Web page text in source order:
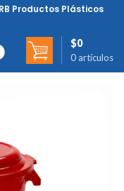
Productos Plásticos
0 artículos
$0